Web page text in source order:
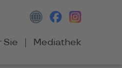
Sie Mediathek